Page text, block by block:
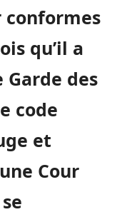
qu’il a
des
code
et
Cour